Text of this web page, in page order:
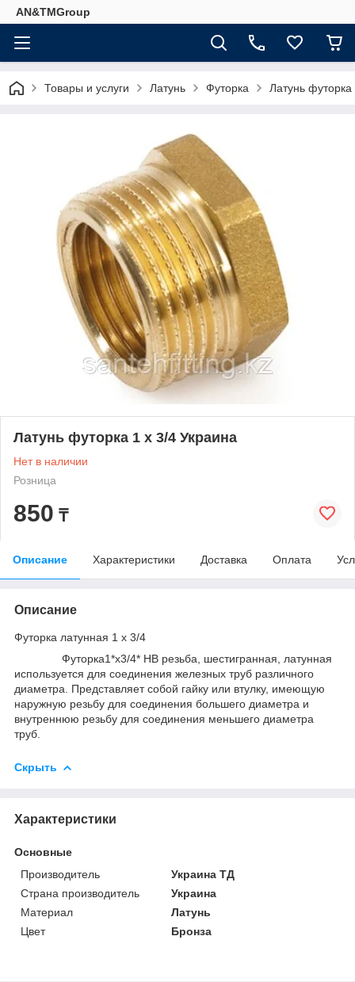
AN&TMGroup
Товары и услуги Латунь Футорка Латунь
Латунь футорка 1 х 3/4 Украина
Нет в наличии
Розница
850 ₸
Описание Характеристики Доставка Оплата
Описание
Футорка латунная 1 х 3/4
Футорка1*х3/4* НВ резьба, шестигранная, латунная
используется для соединения железных труб различного
диаметра. Представляет собой гайку или втулку, имеющую
наружную резьбу для соединения большего диаметра и
внутреннюю резьбу для соединения меньшего диаметра
труб.
Скрыть
Характеристики
Основные
Производитель
Украина ТД
Страна производитель
Украина
Материал
Латунь
Цвет
Бронза